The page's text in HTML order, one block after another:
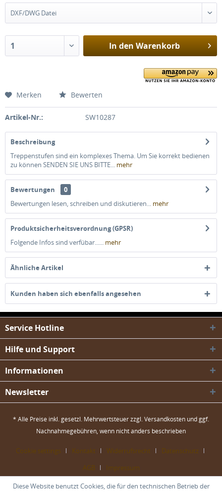
In den Warenkorb
Merken Bewerten
Artikel-Nr.: SW10287
Beschreibung
Treppenstufen sind ein komplexes Thema. Um Sie korrekt bedienen
zu können SENDEN SIE UNS BITTE... mehr
Bewertungen
0
Bewertungen lesen, schreiben und diskutieren... mehr
Produktsicherheitsverordnung (GPSR)
Folgende Infos sind verfübar...... mehr
Ähnliche Artikel
Kunden haben sich ebenfalls angesehen
Service Hotline
Hilfe und Support
Informationen
Newsletter
* Alle Preise inkl. gesetzl. Mehrwertsteuer zzgl.Versandkosten und ggf.
Nachnahmegebühren, wenn nicht anders beschrieben
Cookie settings Kontakt Widerrufsrecht
Datenschutz
AGB
Impressum
Diese Website benutzt Cookies, die für den technischen Betrieb der